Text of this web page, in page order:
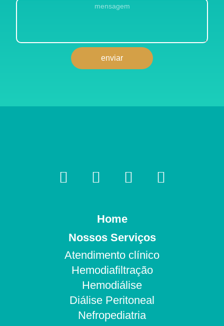
enviar
Home
Nossos Serviços
Atendimento clínico
Hemodiafiltração
Hemodiálise
Diálise Peritoneal
Nefropediatria